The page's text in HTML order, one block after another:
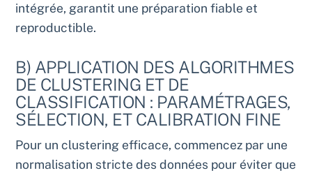
intégrée, garantit une préparation fiable et
reproductible.
B) APPLICATION DES ALGORITHMES
DE CLUSTERING ET DE
CLASSIFICATION : PARAMÉTRAGES,
SÉLECTION, ET CALIBRATION FINE
Pour un clustering efficace, commencez par une
normalisation stricte des données pour éviter que